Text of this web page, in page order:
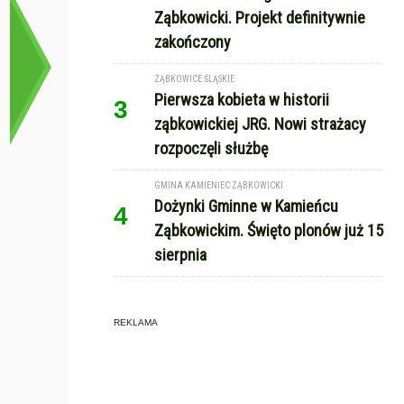
Ząbkowicki. Projekt definitywnie
zakończony
3
ZĄBKOWICE ŚLĄSKIE
Pierwsza kobieta w historii
ząbkowickiej JRG. Nowi strażacy
rozpoczęli służbę
4
GMINA KAMIENIEC ZĄBKOWICKI
Dożynki Gminne w Kamieńcu
Ząbkowickim. Święto plonów już 15
sierpnia
REKLAMA